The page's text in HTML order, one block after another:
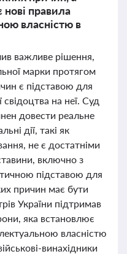
правила
власністю в
важливе рішення,
марки протягом
є підставою для
на неї. Суд
довести реальне
дії, такі як
не є достатніми
включно з
підставою для
причин має бути
України підтримав
яка встановлює
власністю
винахідники